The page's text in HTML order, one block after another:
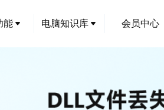
能 电脑知识库 会员中心